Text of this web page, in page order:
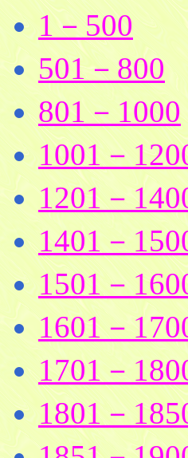
1－500
501－800
801－1000
1001－
1201－
1401－
1501－
1601－
1701－
1801－